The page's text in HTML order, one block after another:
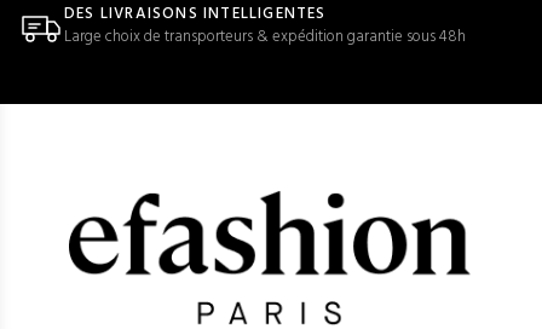
DES LIVRAISONS INTELLIGENTES
Large choix de transporteurs & expédition garantie sous 48h